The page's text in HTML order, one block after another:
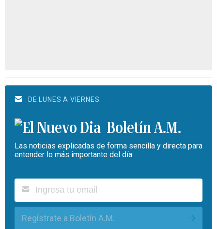
DE LUNES A VIERNES
Boletín A.M.
Las noticias explicadas de forma sencilla y directa para
entender lo más importante del día.
Regístrate a Boletín A.M.